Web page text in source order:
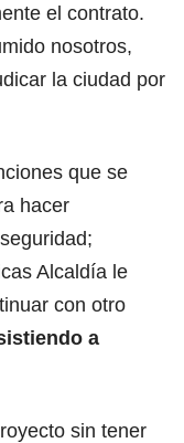
el contrato.
nosotros,
la ciudad por
que se
hacer
Alcaldía le
con otro
a
sin tener